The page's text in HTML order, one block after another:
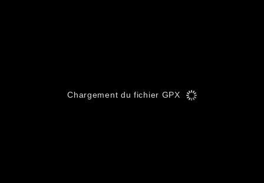
Chargement du fichier GPX